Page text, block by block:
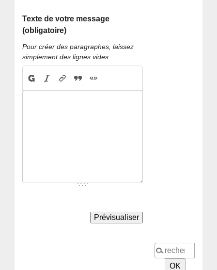
Texte de votre message
(obligatoire)
Pour créer des paragraphes, laissez
simplement des lignes vides.